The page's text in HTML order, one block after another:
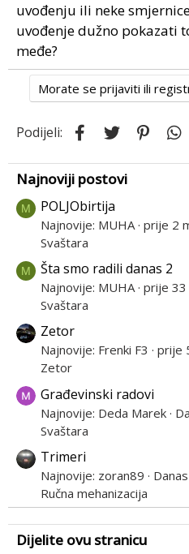
uvođenju ili neke
uvođenje dužno pokazati
međe?
Morate se prijaviti ili
Podijeli: Facebook
Twitter
Najnoviji postovi
M POLJObirtija
Najnovije: MUHA prije 2
Svaštara
M Šta smo radili danas 2
Najnovije: MUHA prije 33
Svaštara
Zetor
Najnovije: Frenki F3
prije
Zetor
Građevinski radovi
Najnovije: Deda Marek
Svaštara
Trimeri
Najnovije: zoran89
Ručna mehanizacija
Dijelite ovu stranicu